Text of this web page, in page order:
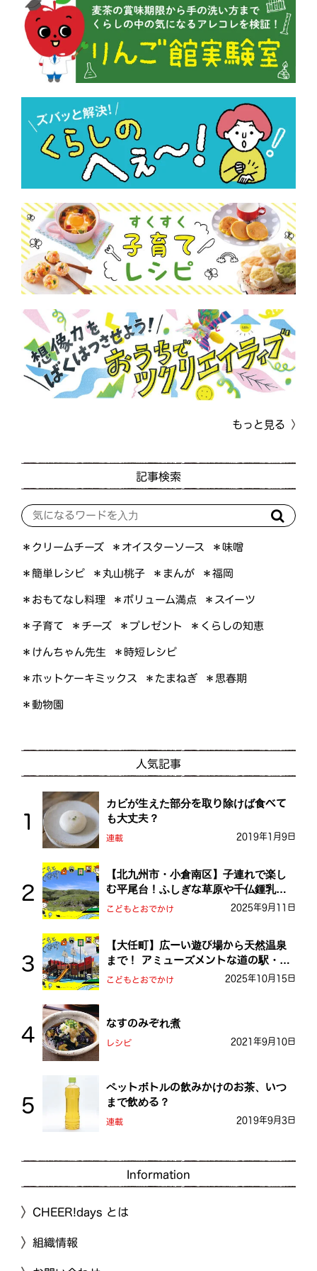
もっと見る
記事検索
＊クリームチーズ ＊オイスターソース ＊味噌
＊簡単レシピ ＊丸山桃子 ＊まんが ＊福岡
＊おもてなし料理 ＊ボリューム満点 ＊スイーツ
＊子育て ＊チーズ ＊プレゼント ＊くらしの知恵
＊けんちゃん先生 ＊時短レシピ
＊ホットケーキミックス ＊たまねぎ ＊思春期
＊動物園
人気記事
カビが生えた部分を取り除けば食べて
も大丈夫？
連載 2019年1月9日
【北九州市・小倉南区】子連れで楽し
む平尾台！ふしぎな草原や千仏鍾乳洞
を探検しよう！
こどもとおでかけ 2025年9月11日
【大任町】広ーい遊び場から天然温泉
まで！ アミューズメントな道の駅・お
おとう桜街道
こどもとおでかけ 2025年10月15日
なすのみぞれ煮
レシピ 2021年9月10日
ペットボトルの飲みかけのお茶、いつ
まで飲める？
連載 2019年9月3日
Information
CHEER!days とは
組織情報